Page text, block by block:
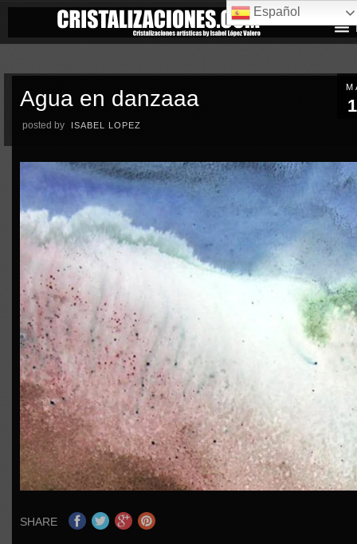
Agua en danzaaa
posted by ISABEL LOPEZ
SHARE
Español